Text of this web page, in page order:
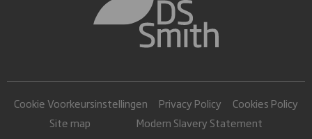
Cookie Voorkeursinstellingen Privacy Policy
Cookies Policy
Site map
Modern Slavery Statement